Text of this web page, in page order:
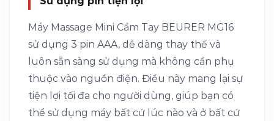
Máy Massage Mini Cầm Tay BEURER MG16
sử dụng 3 pin AAA, dễ dàng thay thế và
luôn sẵn sàng sử dụng mà không cần phụ
thuộc vào nguồn điện. Điều này mang lại sự
tiện lợi tối đa cho người dùng, giúp bạn có
thể sử dụng máy bất cứ lúc nào và ở bất cứ